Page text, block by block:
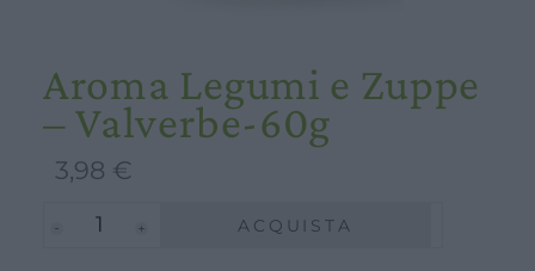
Aroma Legumi e Zuppe
– Valverbe-60g
3,98 €
Aroma
ACQUISTA